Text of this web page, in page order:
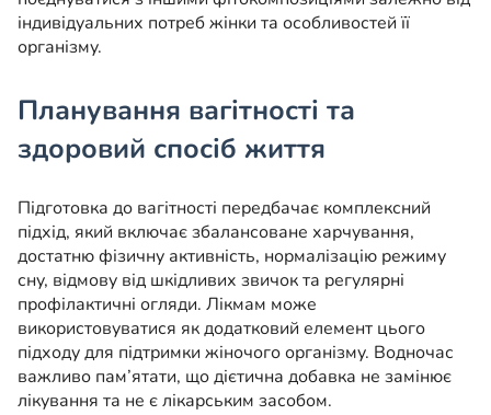
індивідуальних потреб жінки та особливостей її
організму.
Планування вагітності та
здоровий спосіб життя
Підготовка до вагітності передбачає комплексний
підхід, який включає збалансоване харчування,
достатню фізичну активність, нормалізацію режиму
сну, відмову від шкідливих звичок та регулярні
профілактичні огляди. Лікмам може
використовуватися як додатковий елемент цього
підходу для підтримки жіночого організму. Водночас
важливо пам’ятати, що дієтична добавка не замінює
лікування та не є лікарським засобом.